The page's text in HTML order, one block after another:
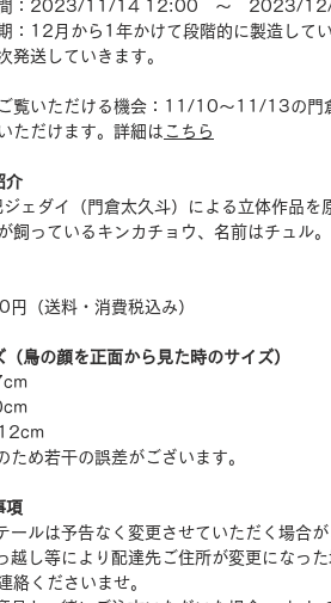
間：2023/11/14 12:00 〜 2023/
：12月から1年かけて段階的に製造して
発送していきます。
覧いただける機会：11/10〜11/13の門
ただけます。詳細は こちら
介
ェダイ（門倉太久斗）による立体作品を
飼っているキンカチョウ、名前はチュル。
（送料・消費税込み）
（鳥の顔を正面から見た時のサイズ）
ため若干の誤差がございます。
項
ールは予告なく変更させていただく場合が
越し等により配達先ご住所が変更になっ
絡くださいませ。